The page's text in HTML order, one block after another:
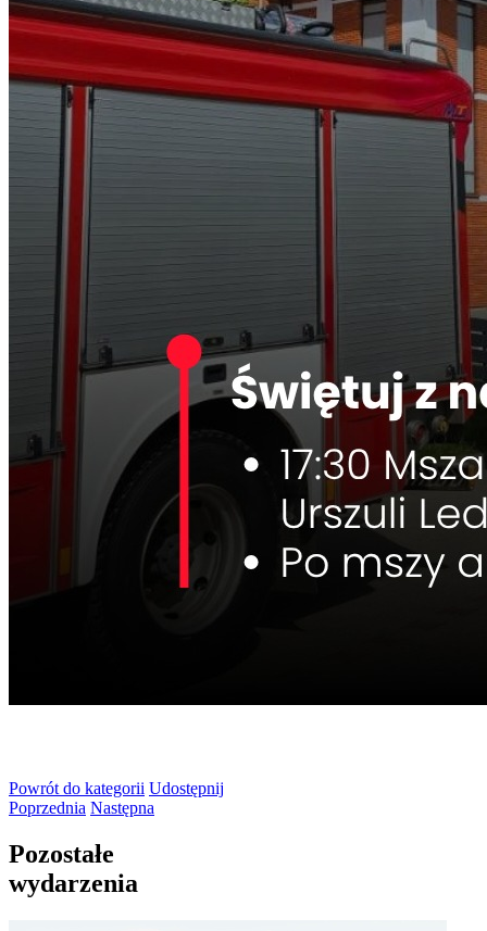
Powrót do kategorii Udostępnij
Poprzednia Następna
Pozostałe
wydarzenia